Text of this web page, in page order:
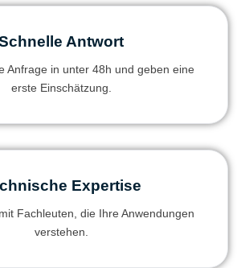
Antwort
Anfrage in unter 48h und geben eine
erste Einschätzung.
Expertise
Fachleuten, die Ihre Anwendungen
verstehen.